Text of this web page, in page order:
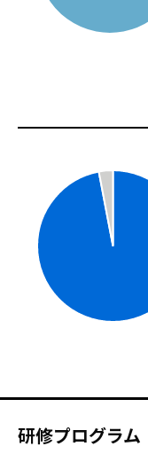
研修プログラム